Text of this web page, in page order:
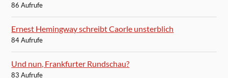
86 Aufrufe
Ernest Hemingway schreibt Caorle unsterblich
84 Aufrufe
Und nun, Frankfurter Rundschau?
83 Aufrufe